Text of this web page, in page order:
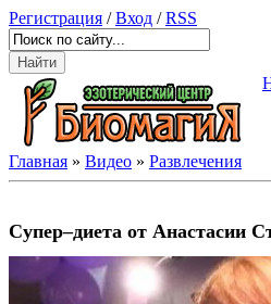
Регистрация /Вход /RSS
Главная » Видео » Развлечения
Супер–диета от Анастасии